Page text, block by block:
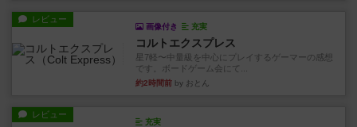
レビュー
画像付き 充実
コルトエクスプレス
星7軽〜中量級を中心にプレイするゲーマーの感想
です。ボードゲーム会にて...
約2時間前 by おとん
レビュー
充実